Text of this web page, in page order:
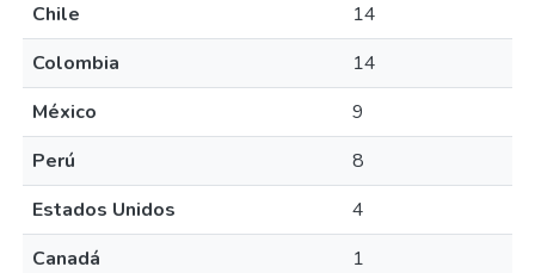
Chile
14
Colombia
14
México
9
Perú
8
Estados Unidos
4
Canadá
1